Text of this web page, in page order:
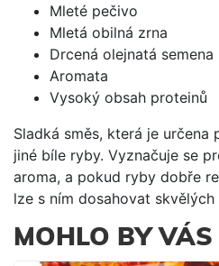
Mleté pečivo
Mletá obilná zrna
Drcená olejnatá semena
Aromata
Vysoký obsah proteinů
Sladká směs, která je určena
jiné bíle ryby. Vyznačuje se
aroma, a pokud ryby dobře
lze s ním dosahovat skvělých
MOHLO BY